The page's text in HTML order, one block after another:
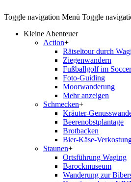
Toggle navigation Menü Toggle
Kleine Abenteuer
Action+
Rätseltour durch
Ziegenwandern
Fußballgolf im
Foto-Guiding
Moorwanderung
Mehr anzeigen
Schmecken+
Kräuter-
Beerenobstplantage
Brotbacken
Bier-Käse-
Staunen+
Ortsführung Waging
Barockmuseum
Wanderung zur